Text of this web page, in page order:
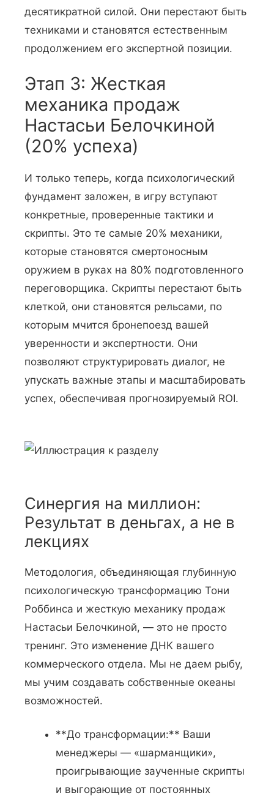
десятикратной силой. Они перестают быть
техниками и становятся естественным
продолжением его экспертной позиции.
Этап 3: Жесткая
механика продаж
Настасьи Белочкиной
(20% успеха)
И только теперь, когда психологический
фундамент заложен, в игру вступают
конкретные, проверенные тактики и
скрипты. Это те самые 20% механики,
которые становятся смертоносным
оружием в руках на 80% подготовленного
переговорщика. Скрипты перестают быть
клеткой, они становятся рельсами, по
которым мчится бронепоезд вашей
уверенности и экспертности. Они
позволяют структурировать диалог, не
упускать важные этапы и масштабировать
успех, обеспечивая прогнозируемый ROI.
Синергия на миллион:
Результат в деньгах, а не в
лекциях
Методология, объединяющая глубинную
психологическую трансформацию Тони
Роббинса и жесткую механику продаж
Настасьи Белочкиной, — это не просто
тренинг. Это изменение ДНК вашего
коммерческого отдела. Мы не даем рыбу,
мы учим создавать собственные океаны
возможностей.
**До трансформации:** Ваши
менеджеры — «шарманщики»,
проигрывающие заученные скрипты
и выгорающие от постоянных